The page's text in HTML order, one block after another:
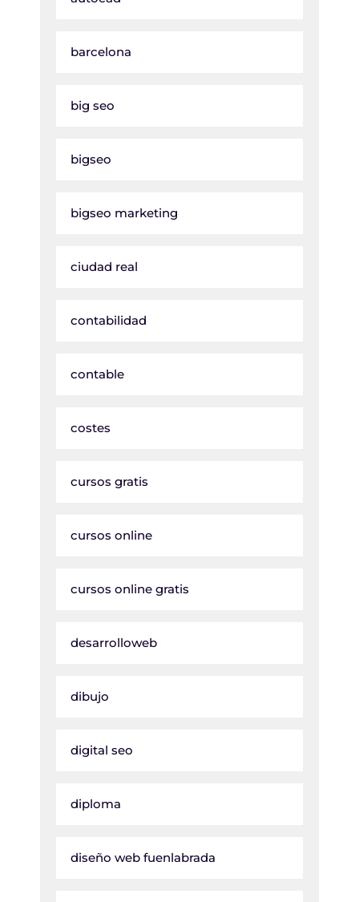
barcelona
big seo
bigseo
bigseo marketing
ciudad real
contabilidad
contable
costes
cursos gratis
cursos online
cursos online gratis
desarrolloweb
dibujo
digital seo
diploma
diseño web fuenlabrada